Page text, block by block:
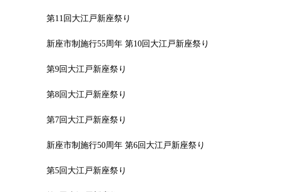
第11回大江戸新座祭り
新座市制施行55周年 第10回大江戸新座祭り
第9回大江戸新座祭り
第8回大江戸新座祭り
第7回大江戸新座祭り
新座市制施行50周年 第6回大江戸新座祭り
第5回大江戸新座祭り